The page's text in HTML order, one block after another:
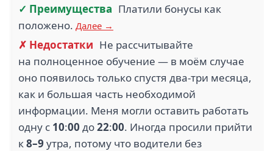
✓ Преимущества Платили бонусы как
положено. Далее →
✗ Недостатки Не рассчитывайте
на полноценное обучение — в моём случае
оно появилось только спустя два-три месяца,
как и большая часть необходимой
информации. Меня могли оставить работать
одну с 10:00 до22:00. Иногда просили прийти
к8–9 утра, потому что водители без